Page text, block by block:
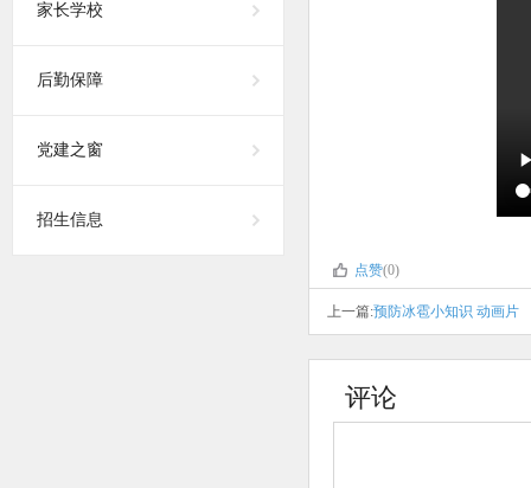
家长学校
后勤保障
党建之窗
招生信息
点赞(0)
上一篇:预防冰雹小知识 动画片
评论